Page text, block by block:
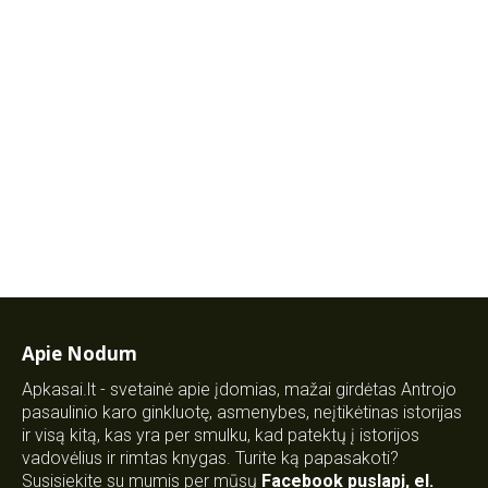
Apie Nodum
Apkasai.lt - svetainė apie įdomias, mažai girdėtas Antrojo
pasaulinio karo ginkluotę, asmenybes, neįtikėtinas istorijas
ir visą kitą, kas yra per smulku, kad patektų į istorijos
vadovėlius ir rimtas knygas. Turite ką papasakoti?
Susisiekite su mumis per mūsų Facebook puslapį, el.